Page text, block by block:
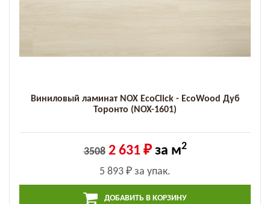
Виниловый ламинат NOX EcoClick - EcoWood Дуб
Торонто (NOX-1601)
3508 2 631 ₽за м2
5 893 ₽ за упак.
ДОБАВИТЬ В КОРЗИНУ